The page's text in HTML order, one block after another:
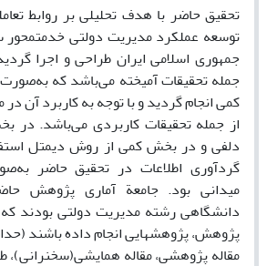
تحقیق حاضر با هدف تحلیلی بر روابط
توسعه عملکرد مدیریت دولتی خدمت­محور
جمهوری اسلامی ایران طراحی و اجرا
جمله تحقیقات آمیخته می‌باشد که
کمی انجام گردید و با توجه به کاربرد آن
از جمله تحقیقات کاربردی می‌باشد.
دلفی و در بخش کمی از روش دیمتل
گردآوری اطلاعات در تحقیق حاضر
میدانی بود. جامعة آماری پژوهش
دانشگاهی رشته مدیریت دولتی بودند
پژوهش، پژوهش­هایی انجام داده باشند
مقاله پژوهشی، مقاله